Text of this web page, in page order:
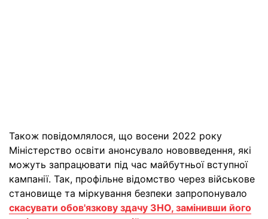
Також повідомлялося, що восени 2022 року
Міністерство освіти анонсувало нововведення, які
можуть запрацювати під час майбутньої вступної
кампанії. Так, профільне відомство через військове
становище та міркування безпеки запропонувало
скасувати обов'язкову здачу ЗНО, замінивши його